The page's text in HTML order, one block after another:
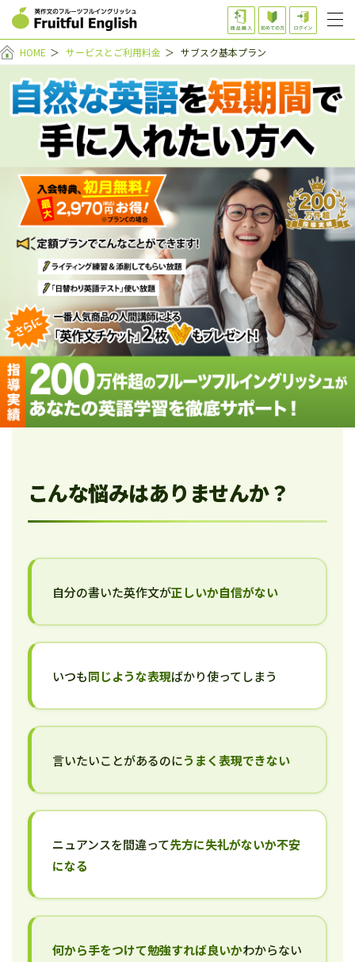
HOME ＞ サービスとご利用料金 ＞ サブスク基本プラン
こんな悩みはありませんか？
自分の書いた英作文が正しいか自信がない
いつも同じような表現ばかり使ってしまう
言いたいことがあるのにうまく表現できない
ニュアンスを間違って先方に失礼がないか不安
になる
何から手をつけて勉強すれば良いかわからない